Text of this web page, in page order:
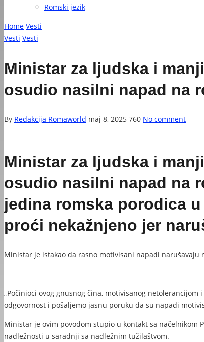
Romski jezik
Home Vesti
Vesti Vesti
Ministar za ljudska i
osudio nasilni napad na
By Redakcija Romaworld maj 8, 2025 760 No comment
Ministar za ljudska i
osudio nasilni napad na
jedina romska porodica
proći nekažnjeno jer
Ministar je istakao da rasno motivisani napadi
„Počinioci ovog gnusnog čina, motivisanog
odgovornost i pošaljemo jasnu poruku da su napadi
Ministar je ovim povodom stupio u kontakt sa načelnikom
nadležnosti u saradnji sa nadležnim tužilaštvom.